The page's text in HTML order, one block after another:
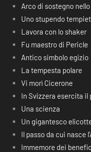
Arco di sostegno
Uno stupendo
Lavora con lo shaker
Fu maestro di Pericle
Antico simbolo egizio
La tempesta polare
Vi morì Cicerone
In Svizzera esercita
Una scienza
Un gigantesco
Il passo da cui nasce
Immemore dei